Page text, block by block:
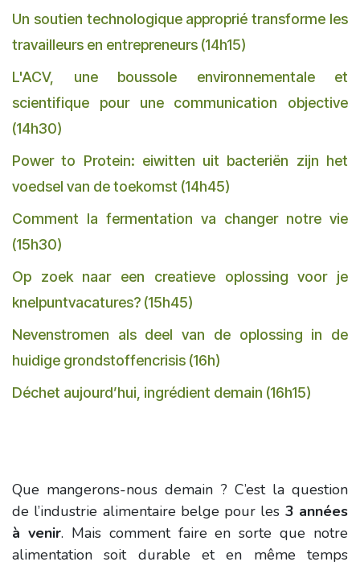
Un soutien technologique approprié transforme les
travailleurs en entrepreneurs (14h15)
L'ACV, une boussole environnementale et
scientifique pour une communication objective
(14h30)
Power to Protein: eiwitten uit bacteriën zijn het
voedsel van de toekomst (14h45)
Comment la fermentation va changer notre vie
(15h30)
Op zoek naar een creatieve oplossing voor je
knelpuntvacatures? (15h45)
Nevenstromen als deel van de oplossing in de
huidige grondstoffencrisis (16h)
Déchet aujourd’hui, ingrédient demain (16h15)
Que mangerons-nous demain ? C’est la question
de l’industrie alimentaire belge pour les 3 années
à venir. Mais comment faire en sorte que notre
alimentation soit durable et en même temps